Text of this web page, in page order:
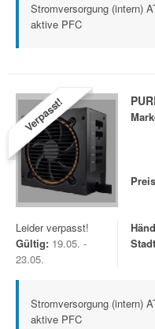
Stromversorgung (intern)
aktive PFC
Verpasst!
Leider verpasst!
Gültig: 19.05. -
23.05.
Stromversorgung (intern)
aktive PFC